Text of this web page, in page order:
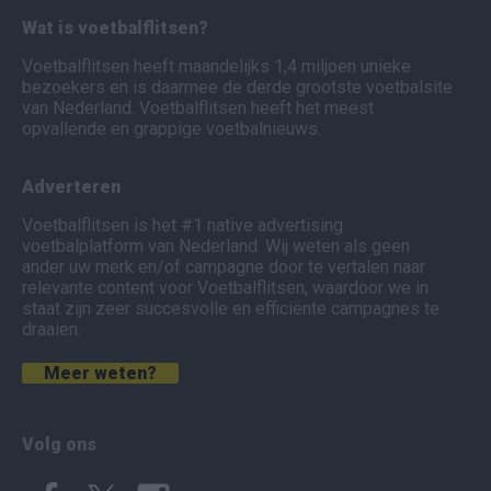
Wat is voetbalflitsen?
Voetbalflitsen heeft maandelijks 1,4 miljoen unieke
bezoekers en is daarmee de derde grootste voetbalsite
van Nederland. Voetbalflitsen heeft het meest
opvallende en grappige voetbalnieuws.
Adverteren
Voetbalflitsen is het #1 native advertising
voetbalplatform van Nederland. Wij weten als geen
ander uw merk en/of campagne door te vertalen naar
relevante content voor Voetbalflitsen, waardoor we in
staat zijn zeer succesvolle en efficiënte campagnes te
draaien.
Meer weten?
Volg ons